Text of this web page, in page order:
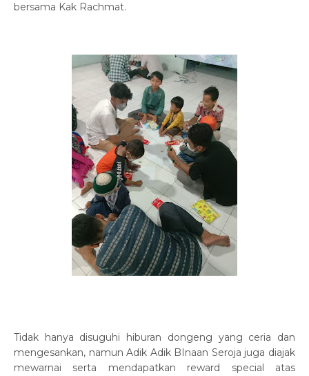
bersama Kak Rachmat.
Tidak hanya disuguhi hiburan dongeng yang ceria dan
mengesankan, namun Adik Adik BInaan Seroja juga diajak
mewarnai serta mendapatkan reward special atas